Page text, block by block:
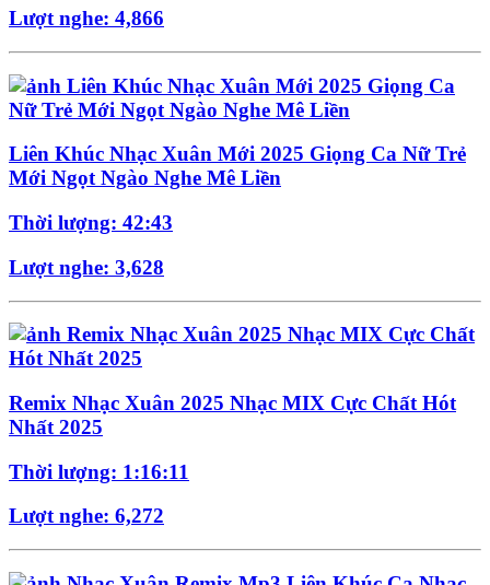
Lượt nghe: 4,866
Liên Khúc Nhạc Xuân Mới 2025 Giọng Ca Nữ Trẻ
Mới Ngọt Ngào Nghe Mê Liền
Thời lượng: 42:43
Lượt nghe: 3,628
Remix Nhạc Xuân 2025 Nhạc MIX Cực Chất Hót
Nhất 2025
Thời lượng: 1:16:11
Lượt nghe: 6,272